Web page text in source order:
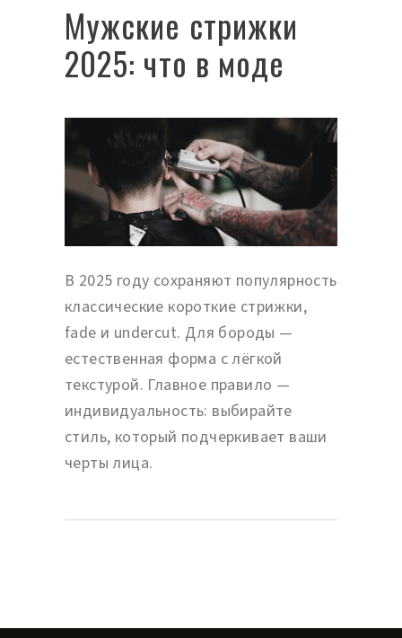
Мужские стрижки
2025: что в моде
В 2025 году сохраняют популярность
классические короткие стрижки,
fade и undercut. Для бороды —
естественная форма с лёгкой
текстурой. Главное правило —
индивидуальность: выбирайте
стиль, который подчеркивает ваши
черты лица.